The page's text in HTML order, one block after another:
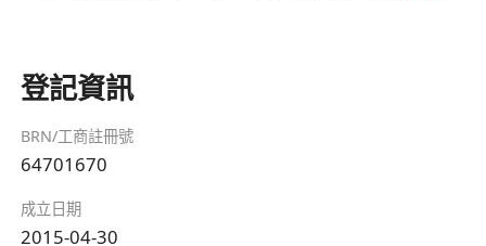
登記資訊
BRN/工商註冊號
64701670
成立日期
2015-04-30